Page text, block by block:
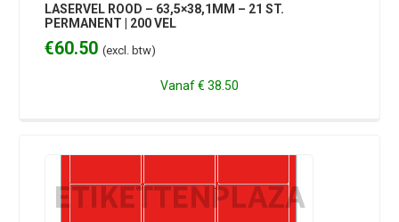
LASERVEL ROOD – 63,5×38,1MM – 21 ST.
PERMANENT | 200 VEL
€60.50 (excl. btw)
Vanaf€ 38.50